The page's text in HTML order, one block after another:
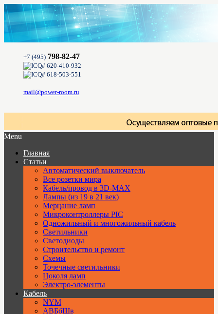
+7 (495) 798-82-47
620-410-932
618-503-551
mail@power-room.ru
Menu
Главная
Статьи
Автоматический выключатель
Все розетки мира
Кабель/провод в 3D-MAX
Лампы (из 19 в 21 век)
Мерцание ламп
Микроконтроллеры PIC
Одножильный и многожильный кабель
Светильники
Светодиоды
Строительство и ремонт
Схемы
Точечные светильники
Цоколя ламп
Электро-элементы
Кабель
NYM
АВБбШв